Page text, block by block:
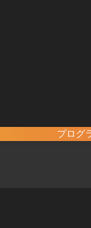
プログ